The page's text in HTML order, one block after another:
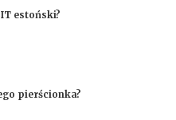
estoński?
pierścionka?